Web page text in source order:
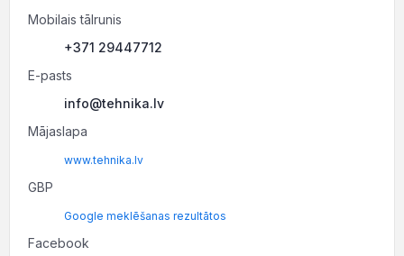
Mobilais tālrunis
+371 29447712
E-pasts
info@tehnika.lv
Mājaslapa
www.tehnika.lv
GBP
Google meklēšanas rezultātos
Facebook